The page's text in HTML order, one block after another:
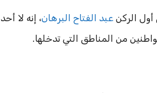
أول الركن عبد الفتاح البرهان، إنه لا أحد
من المناطق التي تدخلها.